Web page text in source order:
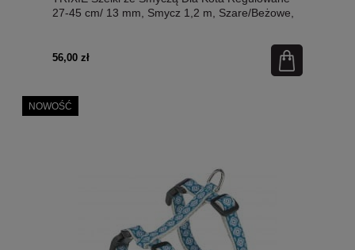
27-45 cm/ 13 mm, Smycz 1,2 m, Szare/Beżowe,
56,00 zł
NOWOŚĆ